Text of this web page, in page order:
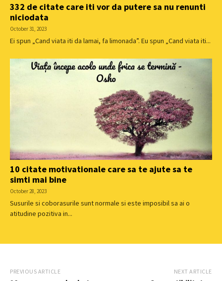
332 de citate care iti vor da putere sa nu renunti
niciodata
October 31, 2023
Ei spun „Cand viata iti da lamai, fa limonada”. Eu spun „Cand viata iti...
10 citate motivationale care sa te ajute sa te
simti mai bine
October 28, 2023
Susurile si coborasurile sunt normale si este imposibil sa ai o
atitudine pozitiva in...
PREVIOUS ARTICLE NEXT ARTICLE